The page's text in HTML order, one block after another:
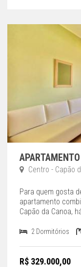
APARTAMENTO
Centro - Capão
Para quem gosta
apartamento
Capão da Canoa,
2 Dormitórios
R$ 329.000,00